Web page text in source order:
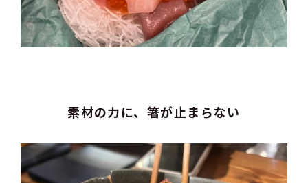
素材の力に、箸が止まらない